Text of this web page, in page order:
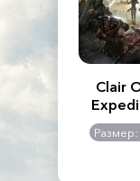
Creed
Clair